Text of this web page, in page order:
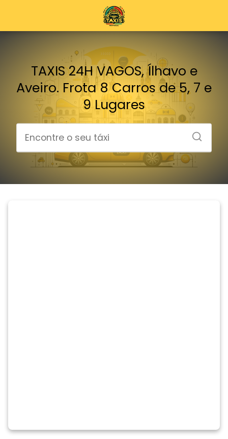
TAXIS 24H VAGOS, Ílhavo e
Aveiro. Frota 8 Carros de 5, 7 e
9 Lugares